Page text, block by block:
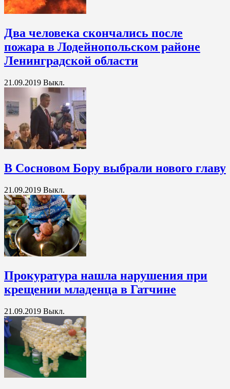
Два человека скончались после
пожара в Лодейнопольском районе
Ленинградской области
21.09.2019 Выкл.
В Сосновом Бору выбрали нового главу
21.09.2019 Выкл.
Прокуратура нашла нарушения при
крещении младенца в Гатчине
21.09.2019 Выкл.